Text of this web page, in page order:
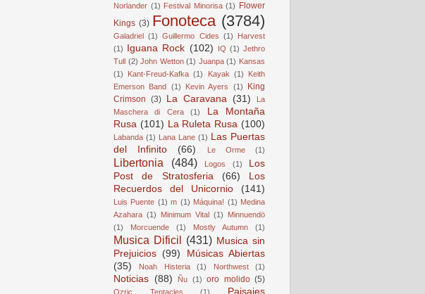
Norlander (1) Festival Minorisa (1)
Flower
Kings (3) Fonoteca (3784)
Galadriel (1) Guillermo Cides (1)
Harvest
(1)
Iguana Rock (102) IQ (1) Jethro
Tull (2) John Wetton (1) Juanpa (1) Kansas
(1)
Kant-Freud-Kafka (1) Kayak (1)
Keith
Emerson Band (1) Kevin Ayers (1)
King
Crimson (3) La Caravana (31)
La
Maschera di Cera
(1)
La Montaña
Rusa (101) La Ruleta Rusa (100)
Labanda (1) Lana Lane (1) Las Puertas
del Infinito
(66) Le Orme (1)
Libertonia (484) Logos (1)
Los
Post de Stratosferia
(66)
Los
Recuerdos del Unicornio
(141)
Luis Puente (1) m (1) Máquina! (1) Medina
Azahara (1) Minimum Vital (1)
Minnuendö
(1)
Morcuende (1) Mostly Autumn (1)
Musica Dificil (431) Musica sin
Prejuicios (99)
Músicas Abiertas
(35)
Noah Histeria (1) Northwest (1)
Noticias (88) Ñu (1) oro molido (5)
Ozric Tentacles (1)
Paisajes